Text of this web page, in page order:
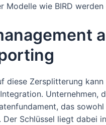
Modelle wie BIRD
diese Zersplitterung
Unternehmen,
das
Der Schlüssel liegt dabei